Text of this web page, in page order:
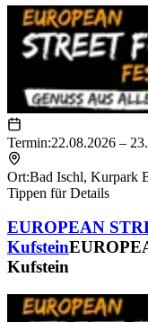
Termin:22.08.2026 –
Ort:Bad Ischl, Kurpark
Tippen für Details
EUROPEAN
Kufstein
Kufstein